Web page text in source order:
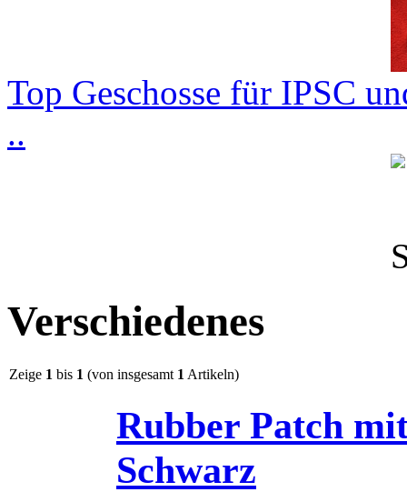
Top Geschosse für IPSC
..
Verschiedenes
Zeige 1 bis 1 (von insgesamt 1 Artikeln)
Rubber Patch
Schwarz